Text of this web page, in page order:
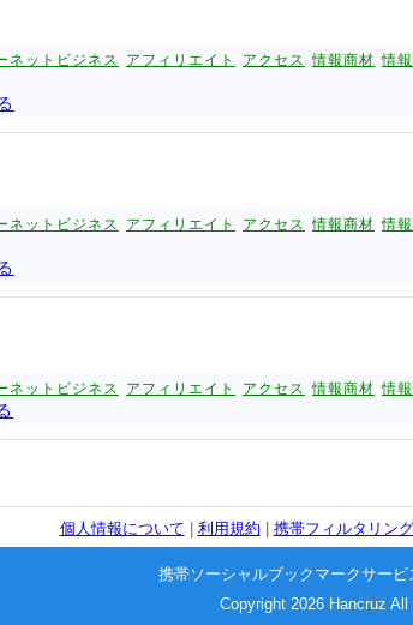
ネットビジネス アフィリエイト アクセス 情報商材 情
ネットビジネス アフィリエイト アクセス 情報商材 情
ネットビジネス アフィリエイト アクセス 情報商材 情
個人情報について 利用規約 携帯フィルタリン
携帯ソーシャルブックマークサー
Copyright 2026 Hancruz